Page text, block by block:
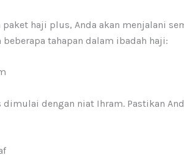
paket haji plus, Anda akan menjalani
beberapa tahapan dalam ibadah haji:
dimulai dengan niat Ihram. Pastikan